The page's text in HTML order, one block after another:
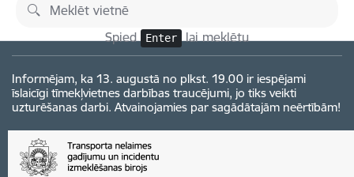
Pāriet uz lapas saturu
Spied Enter lai meklētu
Informējam, ka 13. augustā no plkst. 19.00 ir iespējami
īslaicīgi tīmekļvietnes darbības traucējumi, jo tiks veikti
uzturēšanas darbi. Atvainojamies par sagādātajām neērtībām!